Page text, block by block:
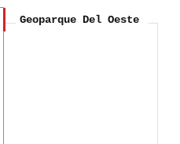
Geoparque Del Oeste